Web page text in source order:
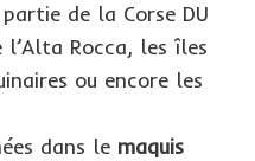
de la Corse DU
l’Alta Rocca, les îles
ou encore les
dans le maquis